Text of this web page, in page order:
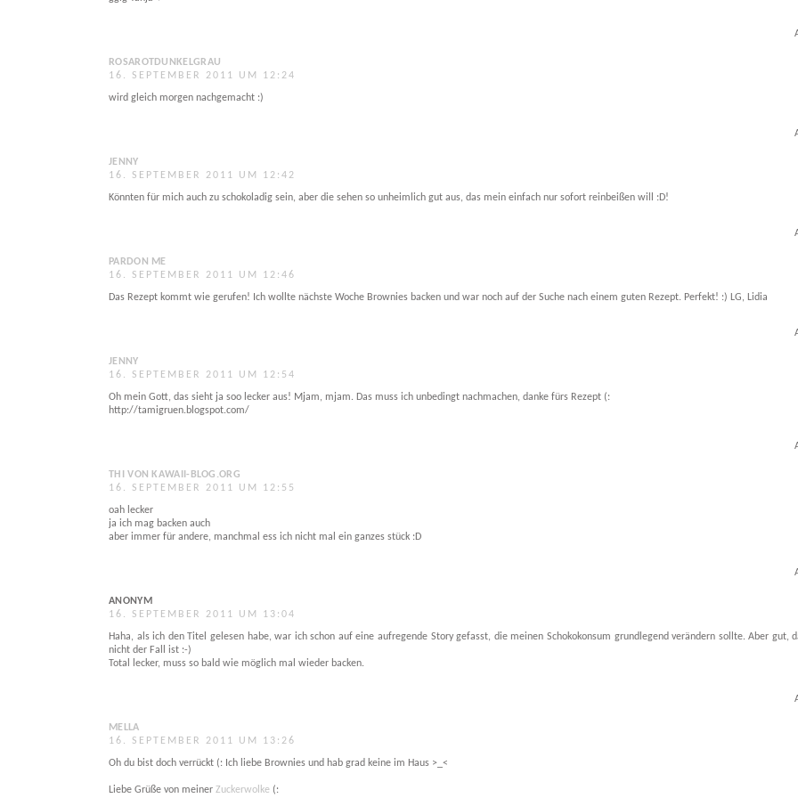
ROSAROTDUNKELGRAU
16. SEPTEMBER 2011 UM 12:24
wird gleich morgen nachgemacht :)
JENNY
16. SEPTEMBER 2011 UM 12:42
Könnten für mich auch zu schokoladig sein, aber die sehen so unheimlich gut aus, das mein einfach nur sofort reinbeißen will :D!
PARDON ME
16. SEPTEMBER 2011 UM 12:46
Das Rezept kommt wie gerufen! Ich wollte nächste Woche Brownies backen und war noch auf der Suche nach einem guten Rezept. Perfekt! :) LG, Lidia
JENNY
16. SEPTEMBER 2011 UM 12:54
Oh mein Gott, das sieht ja soo lecker aus! Mjam, mjam. Das muss ich unbedingt nachmachen, danke fürs Rezept (:
http://tamigruen.blogspot.com/
THI VON KAWAII-BLOG.ORG
16. SEPTEMBER 2011 UM 12:55
oah lecker
ja ich mag backen auch
aber immer für andere, manchmal ess ich nicht mal ein ganzes stück :D
ANONYM
16. SEPTEMBER 2011 UM 13:04
Haha, als ich den Titel gelesen habe, war ich schon auf eine aufregende Story gefasst, die meinen Schokokonsum grundlegend verändern sollte. Aber gut,
nicht der Fall ist :-)
Total lecker, muss so bald wie möglich mal wieder backen.
MELLA
16. SEPTEMBER 2011 UM 13:26
Oh du bist doch verrückt (: Ich liebe Brownies und hab grad keine im Haus >_<
Liebe Grüße von meiner Zuckerwolke (: